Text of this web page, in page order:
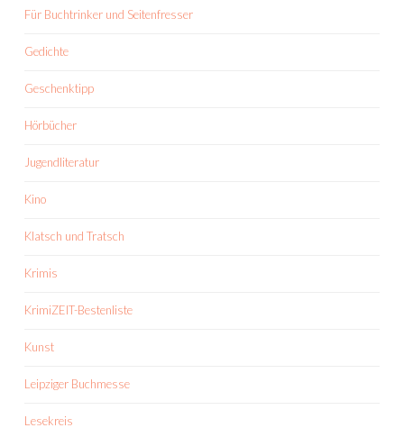
Für Buchtrinker und Seitenfresser
Gedichte
Geschenktipp
Hörbücher
Jugendliteratur
Kino
Klatsch und Tratsch
Krimis
KrimiZEIT-Bestenliste
Kunst
Leipziger Buchmesse
Lesekreis